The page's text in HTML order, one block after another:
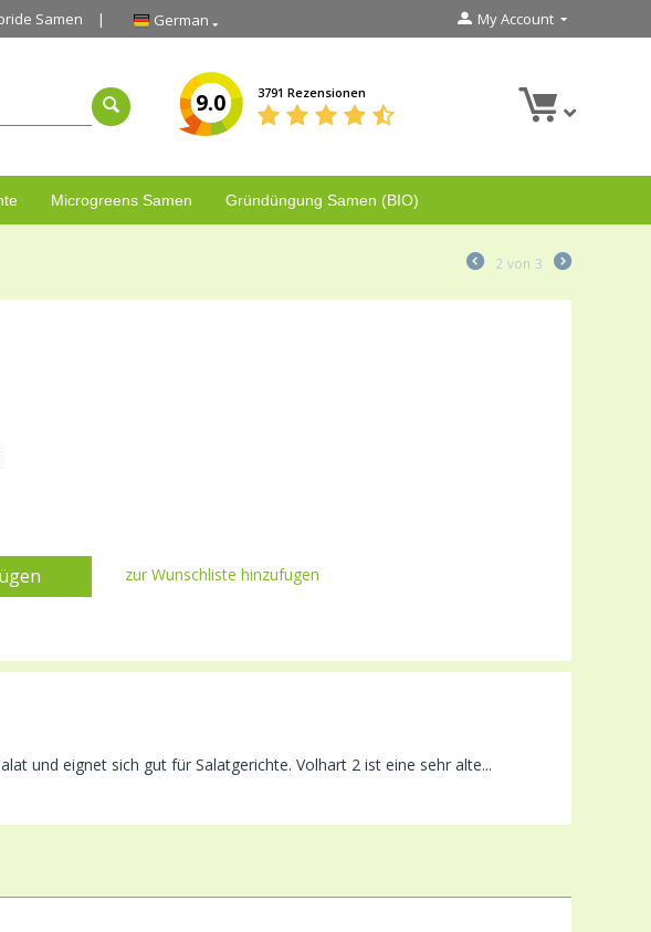
Samen German My Account
9.0 3791 Rezensionen
Microgreens Samen Gründüngung Samen (BIO)
2 von 3
zur Wunschliste hinzufugen
und eignet sich gut für Salatgerichte. Volhart 2 ist eine sehr alte...